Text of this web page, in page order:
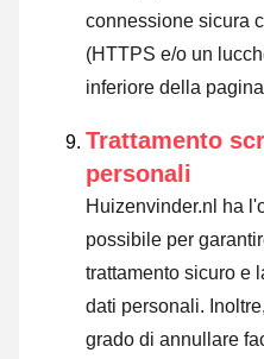
connessione sicura
(HTTPS e/o un
inferiore della
Trattamento
personali
Huizenvinder.nl ha
possibile per
trattamento sicuro e
dati personali.
grado di annullare